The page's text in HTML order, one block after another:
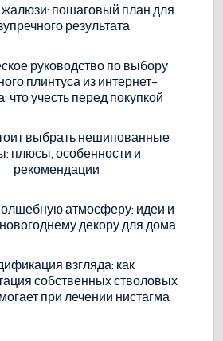
жалюзи: пошаговый план для
результата
руководство по выбору
плинтуса из интернет-
что учесть перед покупкой
выбрать нешипованные
плюсы, особенности и
рекомендации
атмосферу: идеи и
декору для дома
взгляда: как
собственных стволовых
при лечении нистагма